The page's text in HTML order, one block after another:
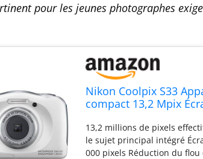
pour les jeunes photographes
Nikon Coolpix S33
compact 13,2 Mpix
13,2 millions de pixels
le sujet principal intégré
000 pixels Réduction du